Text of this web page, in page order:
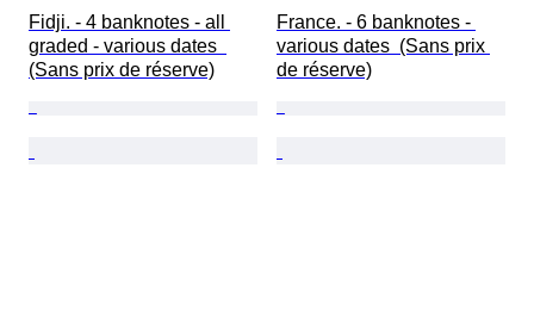
Fidji. - 4 banknotes - all
graded - various dates
(Sans prix de réserve)
France. - 6 banknotes -
various dates  (Sans prix
de réserve)